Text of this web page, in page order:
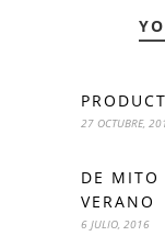
27 OCTUBRE,
DE MITO
VERANO
6 JULIO, 2016